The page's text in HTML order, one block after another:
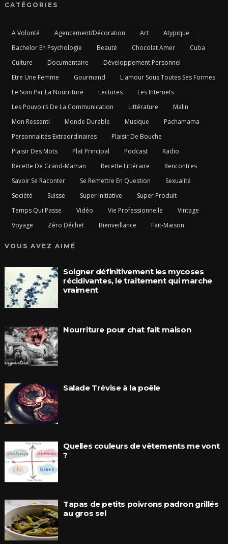
CATÉGORIES
A Volonté Agencement/Décoration Art
Atypique
Bachelor En Psychologie
Beauté Chocolat Amer
Cuba
Culture
Documentaire
Développement Personnel
Etre Une Femme
Gourmand
L'amour Sous Toutes Ses Formes
Le Soin Par La Nourriture
Lectures
Les Internets
Les Pouvoirs De La Communication
Littérature
Malin
Mon Ressenti
Monde Durable Musique
Pachamama
Personnalités Extraordinaires
Plaisir De Bouche
Plaisir Des Mots
Plat Principal Podcast
Radio
Recette De Grand-Maman
Recette Littéraire
Rencontres
Savoir Se Raconter
Se Remettre En Question
Sexualité
Société
Suisse Super Initiative
Super Produit
Temps Qui Passe
Vidéo Vie Professionnelle
Vintage
Voyage
Zéro Déchet Bienveillance Fait-Maison
VOUS AVEZ AIMÉ
Soigner définitivement les mycoses
récidivantes, le traitement qui marche
vraiment
Nourriture pour chat fait maison
Salade Trévise à la poêle
Quelles couleurs de vêtements me vont
?
Tapas de petits poivrons padron grillés
au gros sel